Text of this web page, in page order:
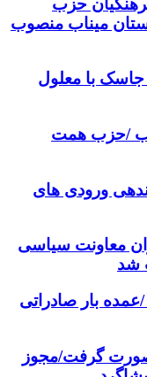
میناب منصوب
با معلول
/حزب همت
ورودی های
معاونت سیاسی
شد
بار صادراتی
صورت گرفت/مجوز